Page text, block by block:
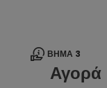
ΒΉΜΑ 3
Αγορά